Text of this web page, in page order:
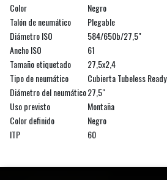
Color
Negro
Talón de neumático
Plegable
Diámetro ISO
584/650b/27,5"
Ancho ISO
61
Tamaño etiquetado
27,5x2,4
Tipo de neumático
Cubierta Tubeless Ready
Diámetro del neumático27,5"
Uso previsto
Montaña
Color definido
Negro
ITP
60